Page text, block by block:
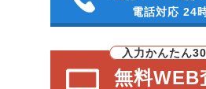
電話対応 24
入力かんたん30
無料WEB